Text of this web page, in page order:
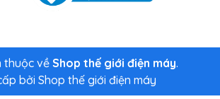
thuộc về Shop thế giới điện máy.
bởi Shop thế giới điện máy